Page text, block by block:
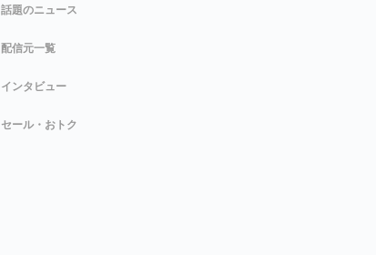
話題のニュース
配信元一覧
インタビュー
セール・おトク